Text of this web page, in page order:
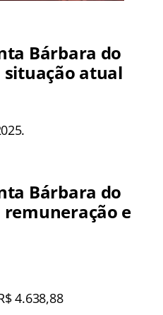
Bárbara do
situação atual
Bárbara do
remuneração e
4.638,88